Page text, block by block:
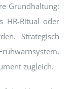
Grundhaltung:
HR-Ritual oder
Strategisch
zugleich.